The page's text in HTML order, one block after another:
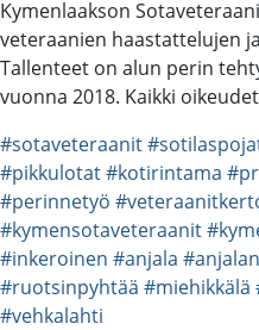
Kymenlaakson
veteraanien haastattelujen
Tallenteet on alun perin
vuonna 2018. Kaikki
#sotaveteraanit
#pikkulotat#kotirintama
#perinnetyö
#kymensotaveteraanit
#inkeroinen #anjala
#ruotsinpyhtää #miehikkälä
#vehkalahti